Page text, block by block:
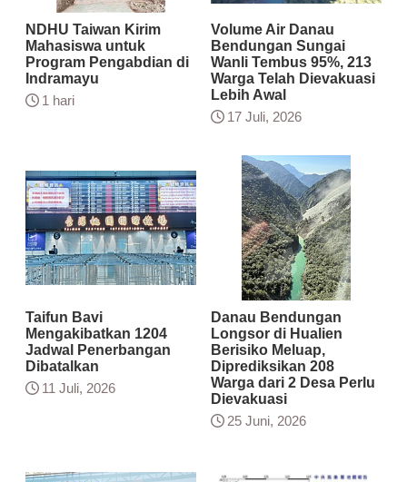
NDHU Taiwan Kirim
Mahasiswa untuk
Program Pengabdian di
Indramayu
1 hari
Volume Air Danau
Bendungan Sungai
Wanli Tembus 95%, 213
Warga Telah Dievakuasi
Lebih Awal
17 Juli, 2026
Taifun Bavi
Mengakibatkan 1204
Jadwal Penerbangan
Dibatalkan
11 Juli, 2026
Danau Bendungan
Longsor di Hualien
Berisiko Meluap,
Diprediksikan 208
Warga dari 2 Desa Perlu
Dievakuasi
25 Juni, 2026